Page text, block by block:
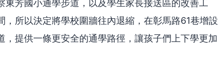
芳國小通學步道，以及學生家長接送區的改善工
所以決定將學校圍牆往內退縮，在彰馬路61巷增設
，提供一條更安全的通學路徑，讓孩子們上下學更加